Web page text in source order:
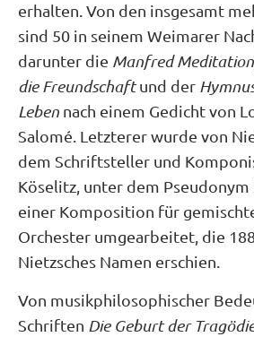
erhalten. Von den insgesamt
sind 50 in seinem Weimarer
darunter die Manfred Meditation
die Freundschaftund der
Leben nach einem Gedicht von
Salomé. Letzterer wurde von
dem Schriftsteller und
Köselitz, unter dem Pseudonym
einer Komposition für
Orchester umgearbeitet, die
Nietzsches Namen erschien.
Von musikphilosophischer
Schriften Die Geburt der